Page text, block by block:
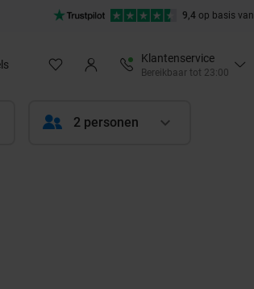
9,4 op basis van
Klantenservice
Bereikbaar tot 23:00
2 personen